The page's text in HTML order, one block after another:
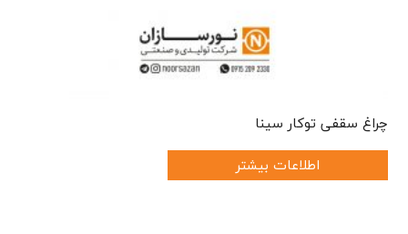
چراغ سقفی توکار سینا
اطلاعات بیشتر